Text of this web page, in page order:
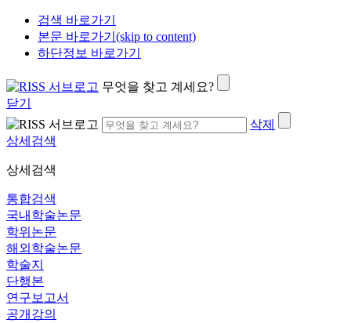
검색 바로가기
본문 바로가기(skip to content)
하단정보 바로가기
무엇을 찾고 계세요?
닫기
삭제
상세검색
상세검색
통합검색
국내학술논문
학위논문
해외학술논문
학술지
단행본
연구보고서
공개강의